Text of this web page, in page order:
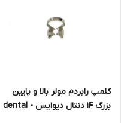
کلمپ رابردم مولر بالا و پایین
بزرگ 14 دنتال دیوایس - dental